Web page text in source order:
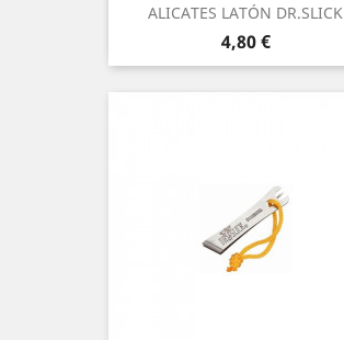
ALICATES LATÓN DR.SLICK
Precio
4,80 €